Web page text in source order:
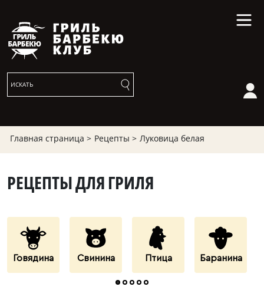
Главная страница > Рецепты > Луковица белая
РЕЦЕПТЫ ДЛЯ ГРИЛЯ
Говядина Свинина Птица Баранина